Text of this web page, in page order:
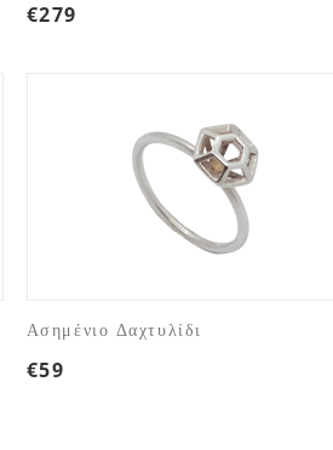
€279
Ασημένιο Δαχτυλίδι
€59